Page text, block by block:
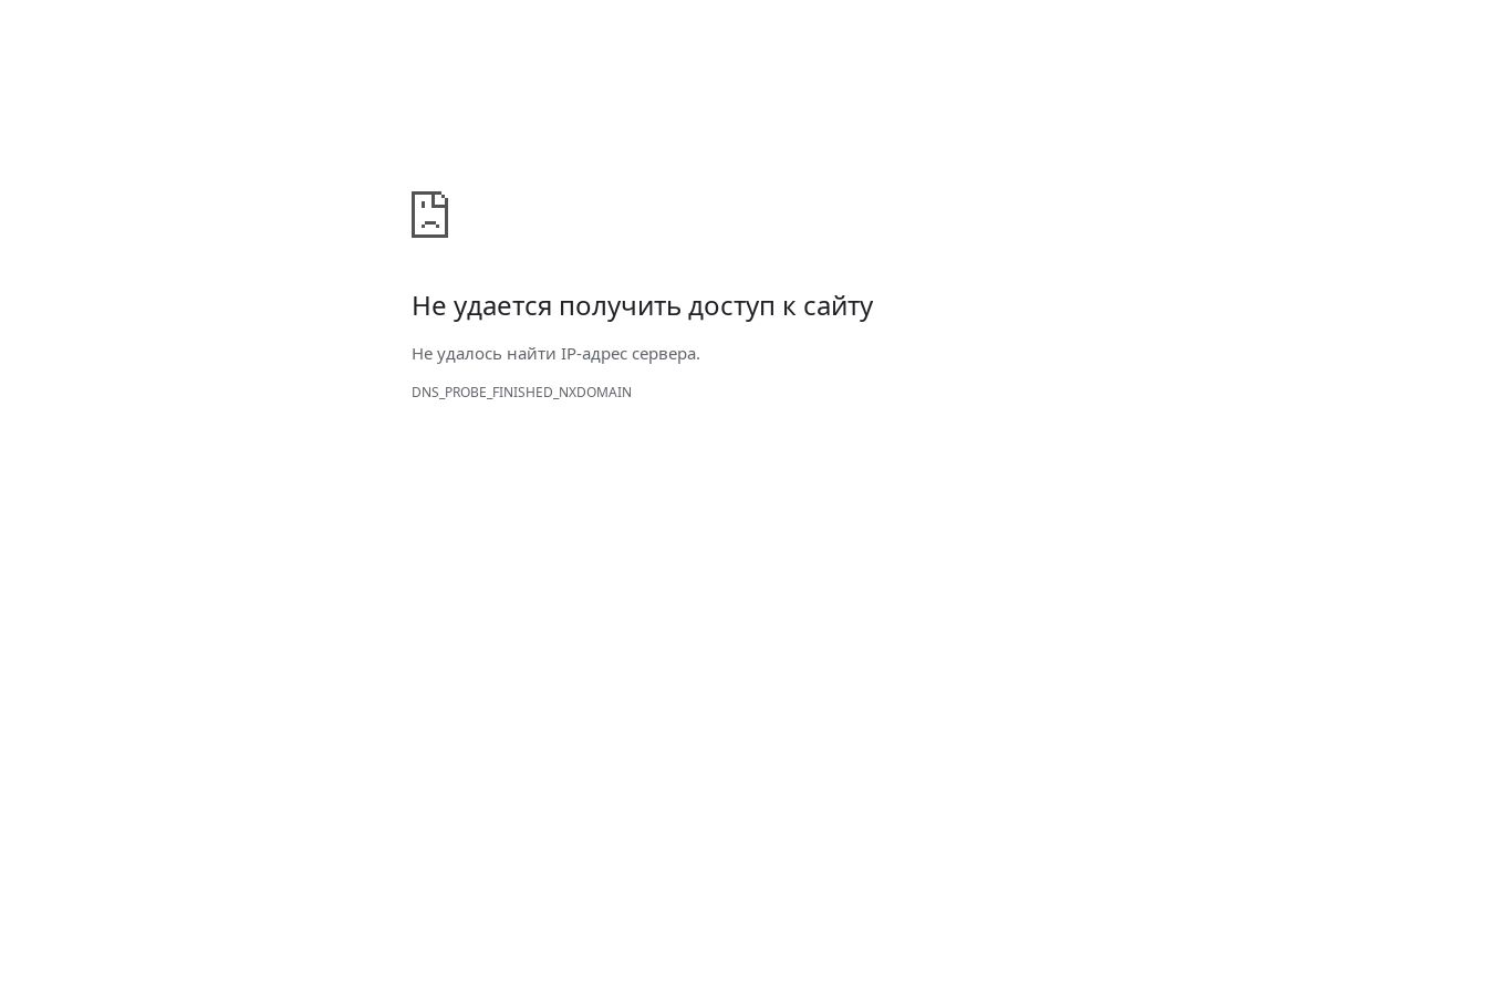
Не удается получить доступ к сайту
Не удалось найти IP-адрес сервера.
DNS_PROBE_FINISHED_NXDOMAIN